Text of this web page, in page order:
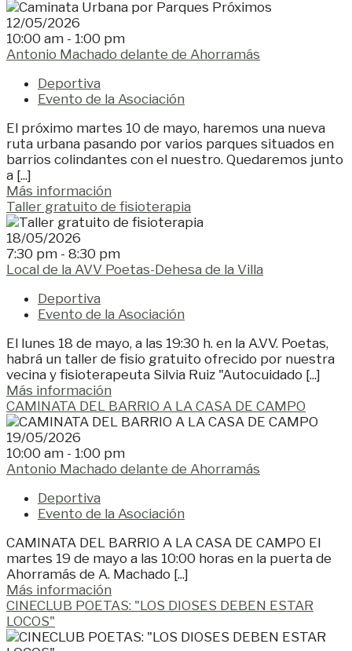
12/05/2026
10:00 am - 1:00 pm
Antonio Machado delante de Ahorramás
Deportiva
Evento de la Asociación
El próximo martes 10 de mayo, haremos una nueva
ruta urbana pasando por varios parques situados en
barrios colindantes con el nuestro. Quedaremos junto
a [...]
Más información
Taller gratuito de fisioterapia
18/05/2026
7:30 pm - 8:30 pm
Local de la AVV Poetas-Dehesa de la Villa
Deportiva
Evento de la Asociación
El lunes 18 de mayo, a las 19:30 h. en la A.VV. Poetas,
habrá un taller de fisio gratuito ofrecido por nuestra
vecina y fisioterapeuta Silvia Ruiz "Autocuidado [...]
Más información
CAMINATA DEL BARRIO A LA CASA DE CAMPO
19/05/2026
10:00 am - 1:00 pm
Antonio Machado delante de Ahorramás
Deportiva
Evento de la Asociación
CAMINATA DEL BARRIO A LA CASA DE CAMPO El
martes 19 de mayo a las 10:00 horas en la puerta de
Ahorramás de A. Machado [...]
Más información
CINECLUB POETAS: "LOS DIOSES DEBEN ESTAR
LOCOS"